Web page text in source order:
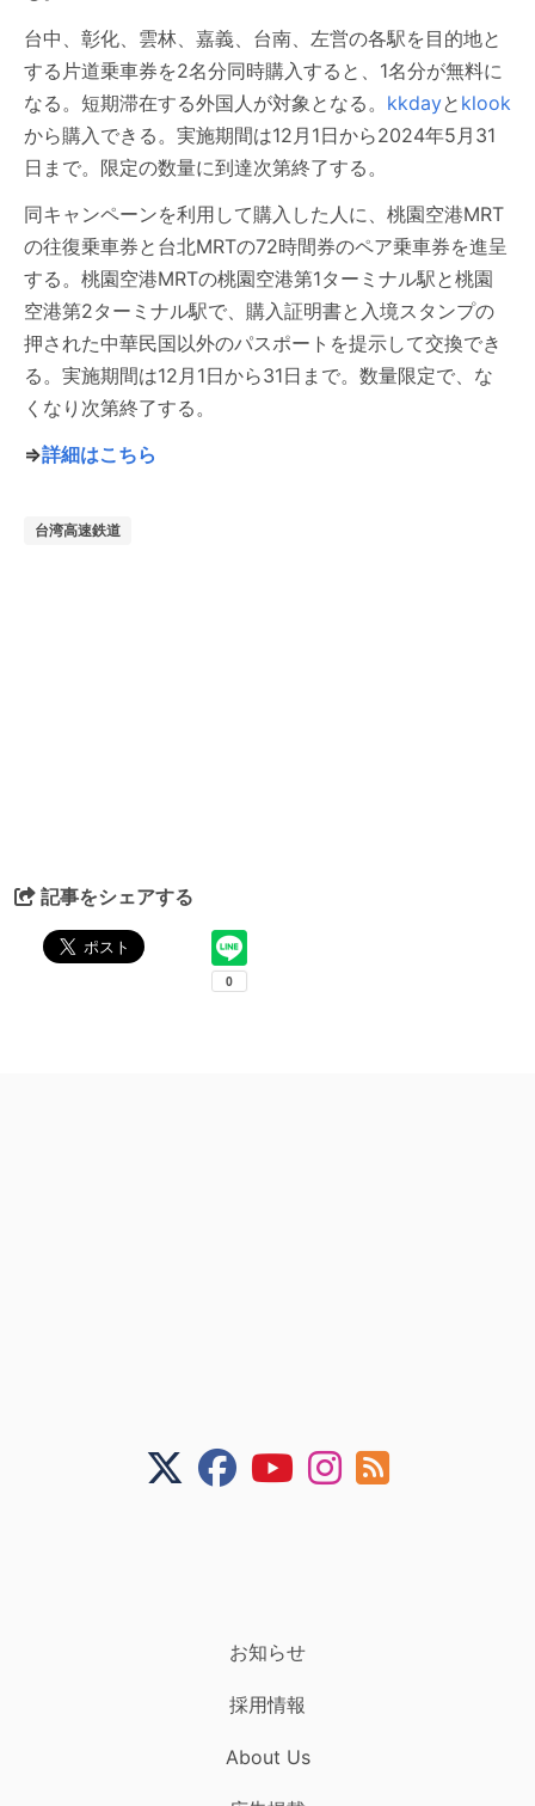
台中、彰化、雲林、嘉義、台南、左営の各駅を目的地と
する片道乗車券を2名分同時購入すると、1名分が無料に
なる。短期滞在する外国人が対象となる。 kkdayと klook
から購入できる。実施期間は12月1日から2024年5月31
日まで。限定の数量に到達次第終了する。
同キャンペーンを利用して購入した人に、桃園空港MRT
の往復乗車券と台北MRTの72時間券のペア乗車券を進呈
する。桃園空港MRTの桃園空港第1ターミナル駅と桃園
空港第2ターミナル駅で、購入証明書と入境スタンプの
押された中華民国以外のパスポートを提示して交換でき
る。実施期間は12月1日から31日まで。数量限定で、な
くなり次第終了する。
⇒詳細はこちら
台湾高速鉄道
記事をシェアする
お知らせ
採用情報
About Us